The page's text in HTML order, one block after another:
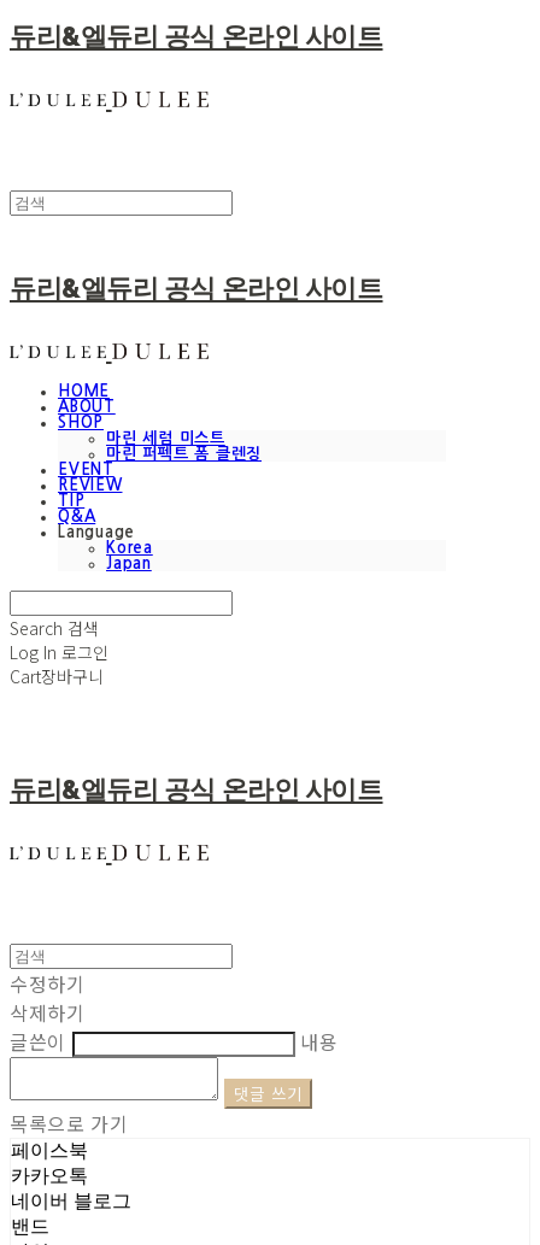
듀리&엘듀리 공식 온라인 사이트
듀리&엘듀리 공식 온라인 사이트
HOME
ABOUT
SHOP
마린 세럼 미스트
마린 퍼펙트 폼 클렌징
EVENT
REVIEW
TIP
Q&A
Language
Korea
Japan
Search 검색
Log In 로그인
Cart장바구니
듀리&엘듀리 공식 온라인 사이트
수정하기
삭제하기
글쓴이
내용
댓글 쓰기
목록으로 가기
페이스북
카카오톡
네이버 블로그
밴드